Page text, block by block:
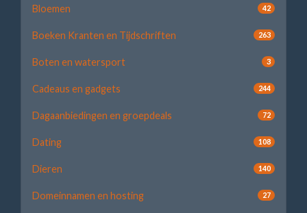
Bloemen 42
Boeken Kranten en Tijdschriften 263
Boten en watersport 3
Cadeaus en gadgets 244
Dagaanbiedingen en groepdeals 72
Dating 108
Dieren 140
Domeinnamen en hosting 27